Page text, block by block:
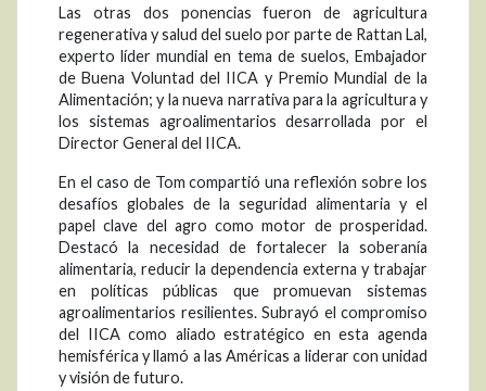
Las otras dos ponencias fueron de agricultura
regenerativa y salud del suelo por parte de Rattan Lal,
experto líder mundial en tema de suelos, Embajador
de Buena Voluntad del IICA y Premio Mundial de la
Alimentación; y la nueva narrativa para la agricultura y
los sistemas agroalimentarios desarrollada por el
Director General del IICA.
En el caso de Tom compartió una reflexión sobre los
desafíos globales de la seguridad alimentaria y el
papel clave del agro como motor de prosperidad.
Destacó la necesidad de fortalecer la soberanía
alimentaria, reducir la dependencia externa y trabajar
en políticas públicas que promuevan sistemas
agroalimentarios resilientes. Subrayó el compromiso
del IICA como aliado estratégico en esta agenda
hemisférica y llamó a las Américas a liderar con unidad
y visión de futuro.